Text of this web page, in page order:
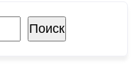
Поиск